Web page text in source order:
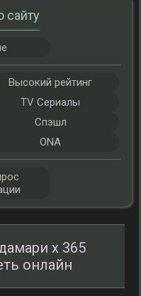
x 365
онлайн
сайту
Высокий рейтинг
TV Сериалы
Спэшл
ONA